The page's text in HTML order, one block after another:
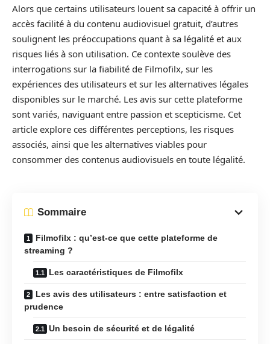
Alors que certains utilisateurs louent sa capacité à offrir un
accès facilité à du contenu audiovisuel gratuit, d’autres
soulignent les préoccupations quant à sa légalité et aux
risques liés à son utilisation. Ce contexte soulève des
interrogations sur la fiabilité de Filmofilx, sur les
expériences des utilisateurs et sur les alternatives légales
disponibles sur le marché. Les avis sur cette plateforme
sont variés, naviguant entre passion et scepticisme. Cet
article explore ces différentes perceptions, les risques
associés, ainsi que les alternatives viables pour
consommer des contenus audiovisuels en toute légalité.
Sommaire
Filmofilx : qu’est-ce que cette plateforme de
streaming ?
Les caractéristiques de Filmofilx
Les avis des utilisateurs : entre satisfaction et
prudence
Un besoin de sécurité et de légalité